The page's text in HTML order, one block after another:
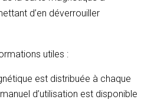
d’en déverrouiller
utiles :
est distribuée à chaque
d’utilisation est disponible